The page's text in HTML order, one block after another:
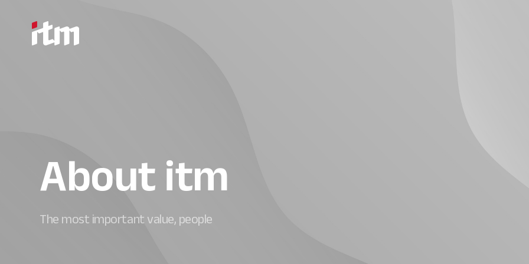
About itm
The most important value, people